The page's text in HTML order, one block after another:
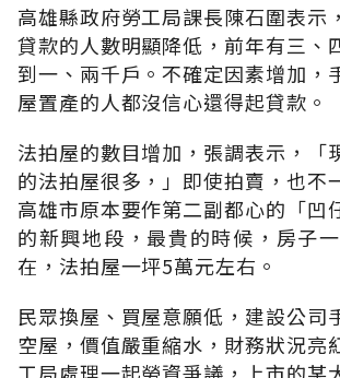
高雄縣政府勞工局課長陳石圍表示
貸款的人數明顯降低，前年有三、
到一、兩千戶。不確定因素增加，
屋置產的人都沒信心還得起貸款。
法拍屋的數目增加，張調表示，「
的法拍屋很多，」即使拍賣，也不
高雄市原本要作第二副都心的「凹
的新興地段，最貴的時候，房子
在，法拍屋一坪5萬元左右。
民眾換屋、買屋意願低，建設公司
空屋，價值嚴重縮水，財務狀況亮
工局處理一起勞資爭議，上市的某